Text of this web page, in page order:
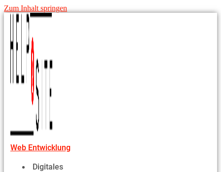
Zum Inhalt springen
Web Entwicklung
Digitales